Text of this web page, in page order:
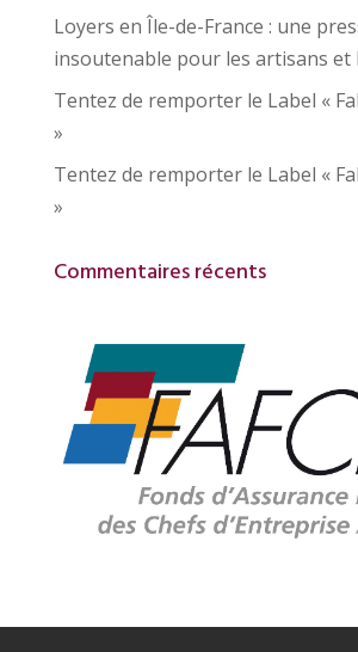
Loyers en Île-de-France : une
insoutenable pour les artisans et
Tentez de remporter le Label «
»
Tentez de remporter le Label «
»
Commentaires récents